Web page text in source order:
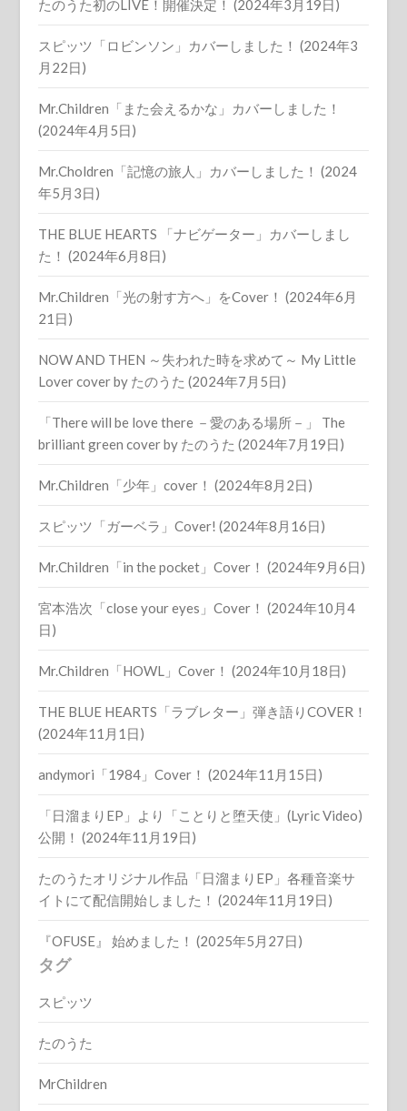
たのうた初のLIVE！開催決定！ (2024年3月19日)
スピッツ「ロビンソン」カバーしました！ (2024年3
月22日)
Mr.Children「また会えるかな」カバーしました！
(2024年4月5日)
Mr.Choldren「記憶の旅人」カバーしました！ (2024
年5月3日)
THE BLUE HEARTS 「ナビゲーター」カバーしまし
た！ (2024年6月8日)
Mr.Children「光の射す方へ」をCover！ (2024年6月
21日)
NOW AND THEN ～失われた時を求めて～ My Little
Lover cover by たのうた (2024年7月5日)
「There will be love there －愛のある場所－」 The
brilliant green cover by たのうた (2024年7月19日)
Mr.Children「少年」cover！ (2024年8月2日)
スピッツ「ガーベラ」Cover! (2024年8月16日)
Mr.Children「in the pocket」Cover！ (2024年9月6日)
宮本浩次「close your eyes」Cover！ (2024年10月4
日)
Mr.Children「HOWL」Cover！ (2024年10月18日)
THE BLUE HEARTS「ラブレター」弾き語りCOVER！
(2024年11月1日)
andymori「1984」Cover！ (2024年11月15日)
「日溜まりEP」より「ことりと堕天使」(Lyric Video)
公開！ (2024年11月19日)
たのうたオリジナル作品「日溜まりEP」各種音楽サ
イトにて配信開始しました！ (2024年11月19日)
『OFUSE』 始めました！ (2025年5月27日)
タグ
スピッツ
たのうた
MrChildren